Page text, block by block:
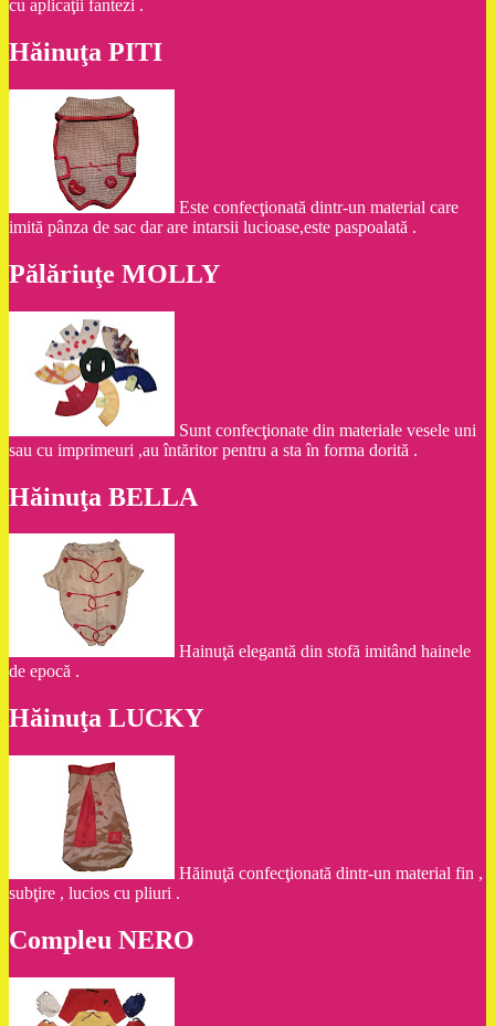
cu aplicaţii fantezi .
Hăinuţa PITI
Este confecţionată dintr-un material care
imită pânza de sac dar are intarsii lucioase,este paspoalată .
Pălăriuţe MOLLY
Sunt confecţionate din materiale vesele uni
sau cu imprimeuri ,au întăritor pentru a sta în forma dorită .
Hăinuţa BELLA
Hainuţă elegantă din stofă imitând hainele
de epocă .
Hăinuţa LUCKY
Hăinuţă confecţionată dintr-un material fin ,
subţire , lucios cu pliuri .
Compleu NERO